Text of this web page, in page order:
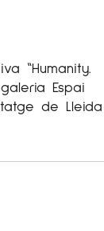
“Humanity.
Espai
de Lleida